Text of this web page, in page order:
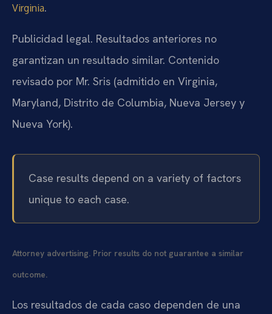
Virginia.
Publicidad legal. Resultados anteriores no
garantizan un resultado similar. Contenido
revisado por Mr. Sris (admitido en Virginia,
Maryland, Distrito de Columbia, Nueva Jersey y
Nueva York).
Case results depend on a variety of factors
unique to each case.
Attorney advertising. Prior results do not guarantee a similar
outcome.
Los resultados de cada caso dependen de una